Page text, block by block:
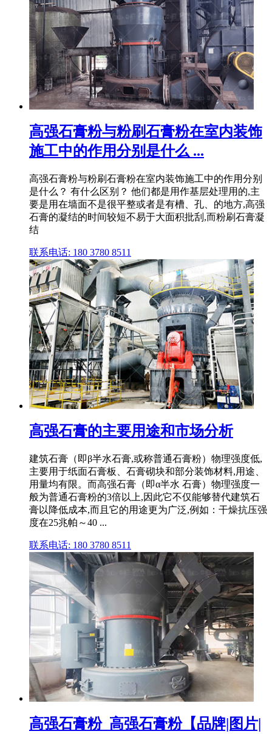
高强石膏粉与粉刷石膏粉在室内装饰
施工中的作用分别是什么 ...
高强石膏粉与粉刷石膏粉在室内装饰施工中的作用分别
是什么？ 有什么区别？ 他们都是用作基层处理用的,主
要是用在墙面不是很平整或者是有槽、孔、的地方,高强
石膏的凝结的时间较短不易于大面积批刮,而粉刷石膏凝
结
联系电话: 180 3780 8511
高强石膏的主要用途和市场分析
建筑石膏（即β半水石膏,或称普通石膏粉）物理强度低,
主要用于纸面石膏板、石膏砌块和部分装饰材料,用途、
用量均有限。而高强石膏（即α半水 石膏）物理强度一
般为普通石膏粉的3倍以上,因此它不仅能够替代建筑石
膏以降低成本,而且它的用途更为广泛,例如：干燥抗压强
度在25兆帕～40 ...
联系电话: 180 3780 8511
高强石膏粉_高强石膏粉【品牌|图片|